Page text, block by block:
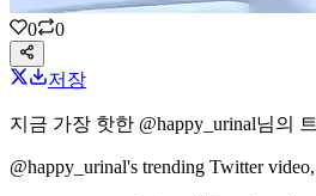
0 0
저장
지금 가장 핫한 @happy_urinal님의
@happy_urinal's trending Twitter video